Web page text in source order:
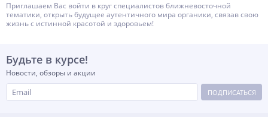
Приглашаем Вас войти в круг специалистов ближневосточной
тематики, открыть будущее аутентичного мира органики, связав свою
жизнь с истинной красотой и здоровьем!
Будьте в курсе!
Новости, обзоры и акции
ПОДПИСАТЬСЯ